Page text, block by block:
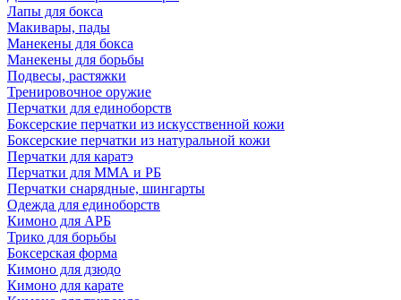
Лапы для бокса
Макивары, пады
Манекены для бокса
Манекены для борьбы
Подвесы, растяжки
Тренировочное оружие
Перчатки для единоборств
Боксерские перчатки из искусственной кожи
Боксерские перчатки из натуральной кожи
Перчатки для каратэ
Перчатки для ММА и РБ
Перчатки снарядные, шингарты
Одежда для единоборств
Кимоно для АРБ
Трико для борьбы
Боксерская форма
Кимоно для дзюдо
Кимоно для карате